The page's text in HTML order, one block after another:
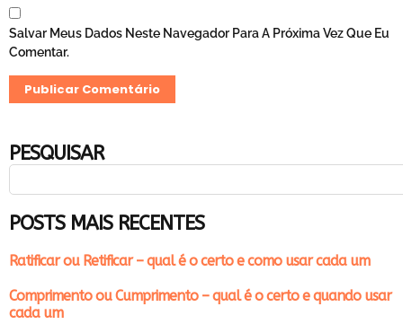
Salvar Meus Dados Neste Navegador Para A Próxima Vez Que Eu
Comentar.
PESQUISAR
POSTS MAIS RECENTES
Ratificar ou Retificar – qual é o certo e como usar cada um
Comprimento ou Cumprimento – qual é o certo e quando usar
cada um